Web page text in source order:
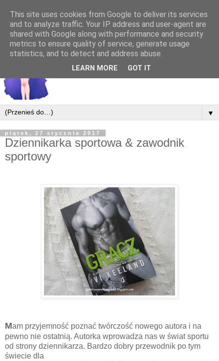
▼
piątek, 27 stycznia 2017
Dziennikarka sportowa & zawodnik
sportowy
Mam przyjemność poznać twórczość nowego autora i na
pewno nie ostatnią. Autorka wprowadza nas w świat sportu
od strony dziennikarza. Bardzo dobry przewodnik po tym
świecie dla
This site uses cookies from Google to deliver its services
and to analyze traffic. Your IP address and user-agent are
shared with Google along with performance and security
metrics to ensure quality of service, generate usage
statistics, and to detect and address abuse.
LEARN MORE GOT IT